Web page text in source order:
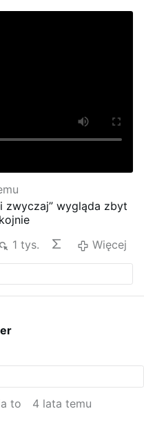
zwyczaj” wygląda zbyt
1 tys. Więcej
to 4 lata temu